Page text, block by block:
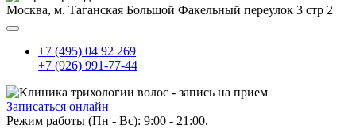
Москва, м. Таганская Большой Факельный переулок 3 стр 2
+7 (495) 04 92 269
+7 (926) 991-77-44
Записаться онлайн
Режим работы (Пн - Вс): 9:00 - 21:00.